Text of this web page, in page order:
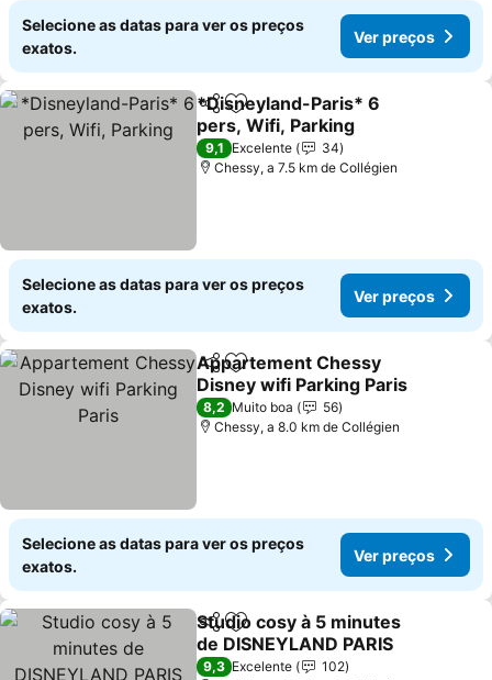
Selecione as datas para ver os preços
exatos.
Ver preços
PartilharAdicionar aos favoritos
*Disneyland-Paris* 6
pers, Wifi, Parking
9,1 Excelente
34
Chessy, a 7.5 km de Collégien
Selecione as datas para ver os preços
exatos.
Ver preços
PartilharAdicionar aos favoritos
Appartement Chessy
Disney wifi Parking Paris
8,2 Muito boa
56
Chessy, a 8.0 km de Collégien
Selecione as datas para ver os preços
exatos.
Ver preços
PartilharAdicionar aos favoritos
Studio cosy à 5 minutes
de DISNEYLAND PARIS
9,3 Excelente
102